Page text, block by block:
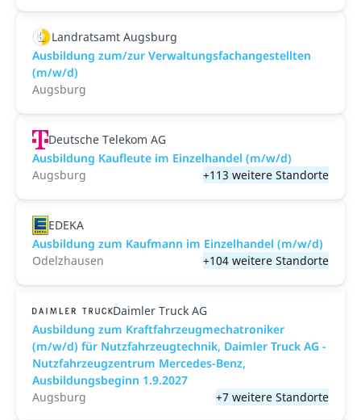
Landratsamt Augsburg
Ausbildung zum/zur Verwaltungsfachangestellten
(m/w/d)
Augsburg
Deutsche Telekom AG
Ausbildung Kaufleute im Einzelhandel (m/w/d)
Augsburg
+113 weitere Standorte
EDEKA
Ausbildung zum Kaufmann im Einzelhandel (m/w/d)
Odelzhausen
+104 weitere Standorte
Daimler Truck AG
Ausbildung zum Kraftfahrzeugmechatroniker
(m/w/d) für Nutzfahrzeugtechnik, Daimler Truck AG -
Nutzfahrzeugzentrum Mercedes-Benz,
Ausbildungsbeginn 1.9.2027
Augsburg
+7 weitere Standorte